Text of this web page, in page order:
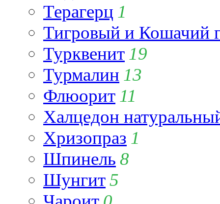
Терагерц 1
Тигровый и Кошачий
Турквенит 19
Турмалин 13
Флюорит 11
Халцедон
Хризопраз 1
Шпинель 8
Шунгит5